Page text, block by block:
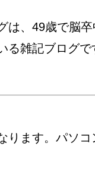
は、49歳で脳
る雑記ブログで
ります。パソコ